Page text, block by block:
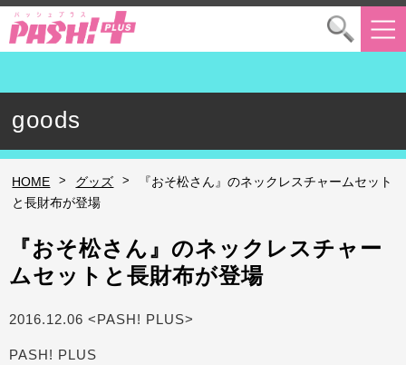
goods
HOME > グッズ >
『おそ松さん』のネックレスチャームセット
と長財布が登場
『おそ松さん』のネックレスチャー
ムセットと長財布が登場
2016.12.06 <PASH! PLUS>
PASH! PLUS